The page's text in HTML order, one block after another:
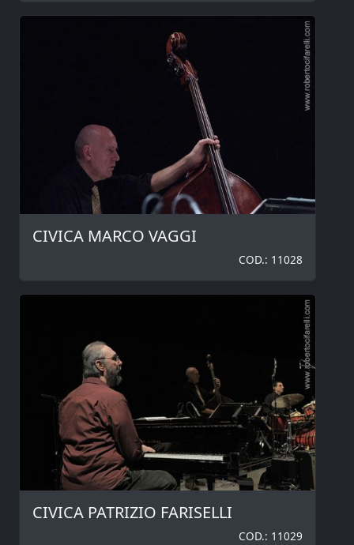
CIVICA MARCO VAGGI
COD.: 11028
CIVICA PATRIZIO FARISELLI
COD.: 11029